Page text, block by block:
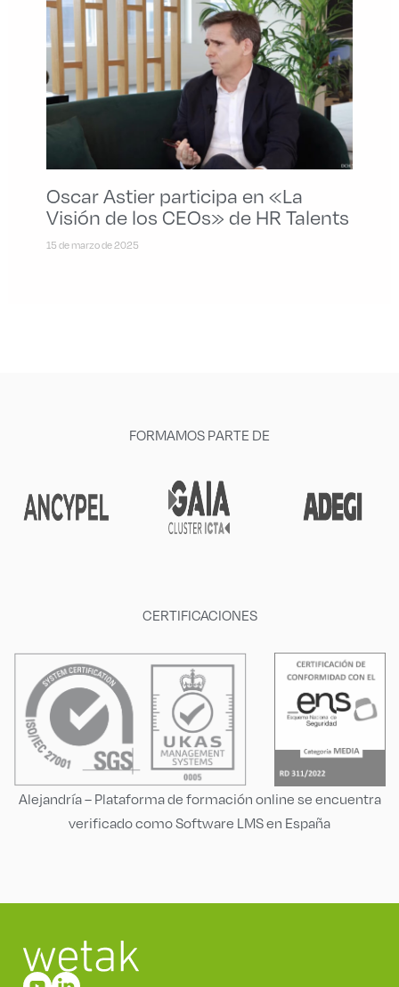
Oscar Astier participa en «La
Visión de los CEOs» de HR Talents
15 de marzo de 2025
FORMAMOS PARTE DE
CERTIFICACIONES
Alejandría – Plataforma de formación online se encuentra
verificado como Software LMS en España